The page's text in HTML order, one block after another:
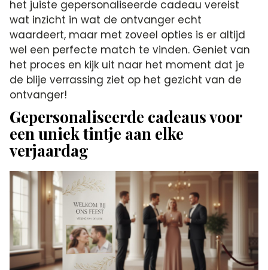
het juiste gepersonaliseerde cadeau vereist
wat inzicht in wat de ontvanger echt
waardeert, maar met zoveel opties is er altijd
wel een perfecte match te vinden. Geniet van
het proces en kijk uit naar het moment dat je
de blije verrassing ziet op het gezicht van de
ontvanger!
Gepersonaliseerde cadeaus voor
een uniek tintje aan elke
verjaardag